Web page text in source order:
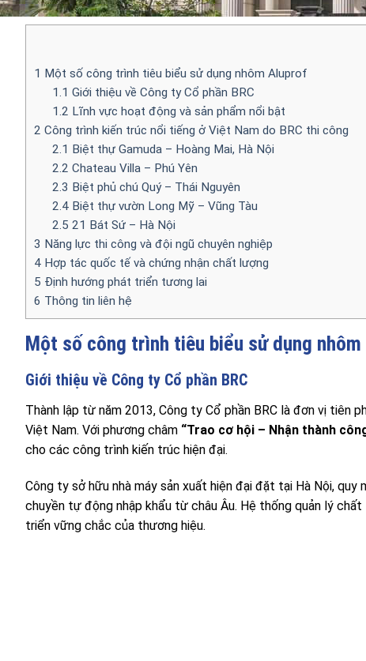
1 Một số công trình tiêu biểu sử dụng nhôm Aluprof
1.1 Giới thiệu về Công ty Cổ phần BRC
1.2 Lĩnh vực hoạt động và sản phẩm nổi bật
2 Công trình kiến trúc nổi tiếng ở Việt Nam do BRC thi công
2.1 Biệt thự Gamuda – Hoàng Mai, Hà Nội
2.2 Chateau Villa – Phú Yên
2.3 Biệt phủ chú Quý – Thái Nguyên
2.4Biệt thự vườn Long Mỹ – Vũng Tàu
2.5 21 Bát Sứ – Hà Nội
3 Năng lực thi công và đội ngũ chuyên nghiệp
4 Hợp tác quốc tế và chứng nhận chất lượng
5 Định hướng phát triển tương lai
6 Thông tin liên hệ
Một số công trình tiêu biểu sử dụng
Giới thiệu về Công ty Cổ phần BRC
Thành lập từ năm 2013, Công ty Cổ phần BRC là đơn vị tiên
Việt Nam. Với phương châm “Trao cơ hội – Nhận thành
cho các công trình kiến trúc hiện đại.
Công ty sở hữu nhà máy sản xuất hiện đại đặt tại Hà Nội, quy
chuyền tự động nhập khẩu từ châu Âu. Hệ thống quản lý
triển vững chắc của thương hiệu.